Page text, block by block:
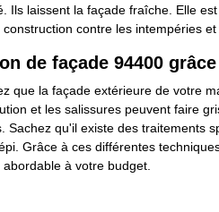
Ils laissent la façade fraîche. Elle
contre les intempéries
de façade 94400
que la façade extérieure de votre
et les salissures peuvent faire
Sachez qu'il existe des traitements
Grâce à ces différentes
à votre budget.